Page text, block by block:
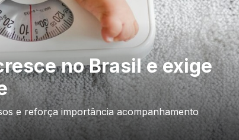
no Brasil e exige
e reforça importância acompanhamento